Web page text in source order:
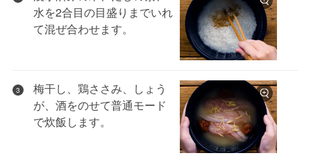
水を2合目の目盛りまでいれ
て混ぜ合わせます。
3
梅干し、鶏ささみ、しょう
が、酒をのせて普通モード
で炊飯します。